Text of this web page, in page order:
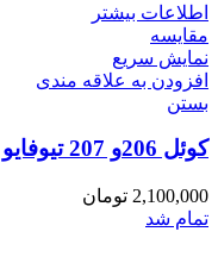
اطلاعات بیشتر
مقایسه
نمایش سریع
افزودن به علاقه مندی
بستن
کوئل 206و 207 تیوفایو والئو
2,100,000 تومان
تمام شد